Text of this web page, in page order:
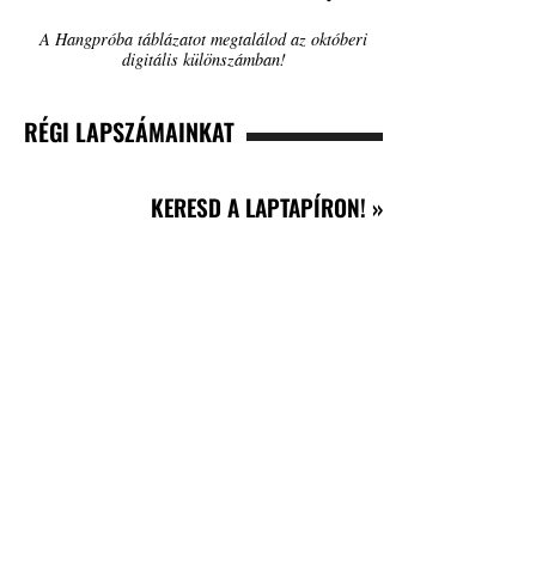
A Hangpróba táblázatot megtalálod az októberi
digitális különszámban!
RÉGI LAPSZÁMAINKAT
KERESD A LAPTAPÍRON! »